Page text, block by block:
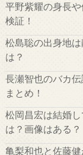
平野紫耀の身長
検証！
松島聡の出身地
は？
長瀬智也のバカ
まとめ！
松岡昌宏は結婚
は？画像はある？
亀梨和也と佐藤